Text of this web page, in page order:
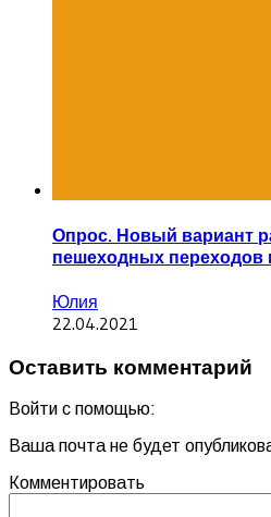
Опрос. Новый вариант
пешеходных переходов
Юлия
22.04.2021
Оставить комментарий
Войти с помощью:
Ваша почта не будет
Комментировать